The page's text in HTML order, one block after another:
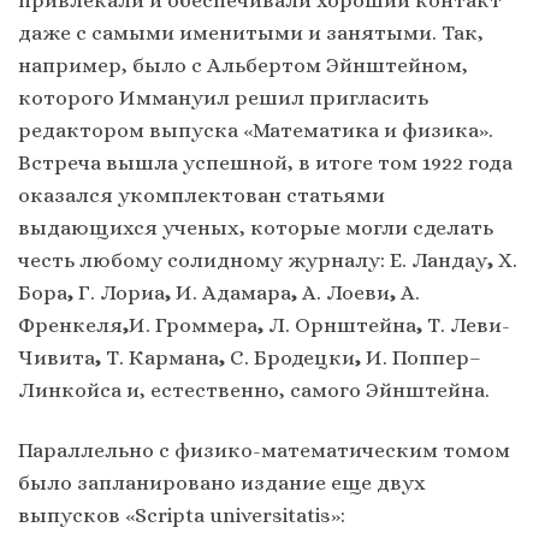
даже с самыми именитыми и занятыми. Так,
например, было с Альбертом Эйнштейном,
которого Иммануил решил пригласить
редактором выпуска «Математика и физика».
Встреча вышла успешной, в итоге том 1922 года
оказался укомплектован статьями
выдающихся ученых, которые могли сделать
честь любому солидному журналу: Е. Ландау, X.
Бора, Г. Лориа, И. Адамара, А. Лоеви, А.
Френкеля,И. Громмера, Л. Орнштейна, Т. Леви-
Чивита, Т. Кармана, С. Бродецки, И. Поппер–
Линкойса и, естественно, самого Эйнштейна.
Параллельно с физико-математическим томом
было запланировано издание еще двух
выпусков «Scripta universitatis»: